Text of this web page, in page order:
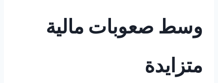
وسط صعوبات مالية
متزايدة